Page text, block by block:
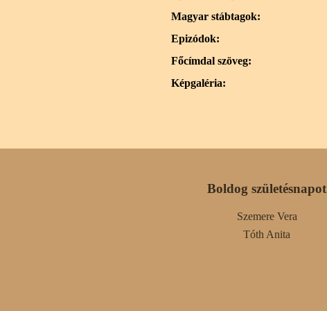
Magyar stábtagok:
Epizódok:
Főcímdal szöveg:
Képgaléria:
Boldog születésnapot
Szemere Vera
Tóth Anita